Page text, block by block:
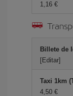
1,16 €
Billete de
[Editar]
Taxi 1km
4,50 €